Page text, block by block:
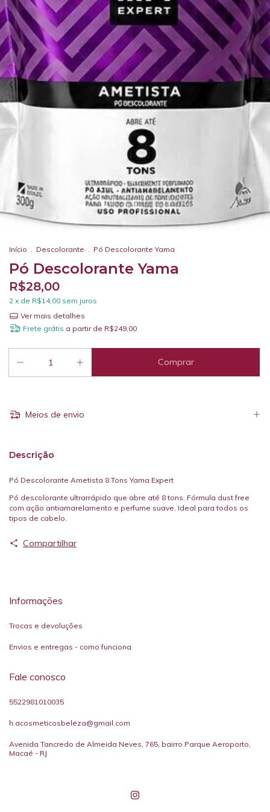
Início Descolorante Pó Descolorante Yama
Pó Descolorante Yama
R$28,00
2 x de R$14,00 sem juros
Ver mais detalhes
Frete grátis a partir de R$249,00
Meios de envio
Descrição
Pó Descolorante Ametista 8 Tons Yama Expert
Pó descolorante ultrarrápido que abre até 8 tons. Fórmula dust free
com ação antiamarelamento e perfume suave. Ideal para todos os
tipos de cabelo.
Compartilhar
Informações
Trocas e devoluções
Envios e entregas - como funciona
Fale conosco
5522981010035
h.acosmeticosbeleza@gmail.com
Avenida Tancredo de Almeida Neves, 765, bairro Parque Aeroporto,
Macaé - RJ